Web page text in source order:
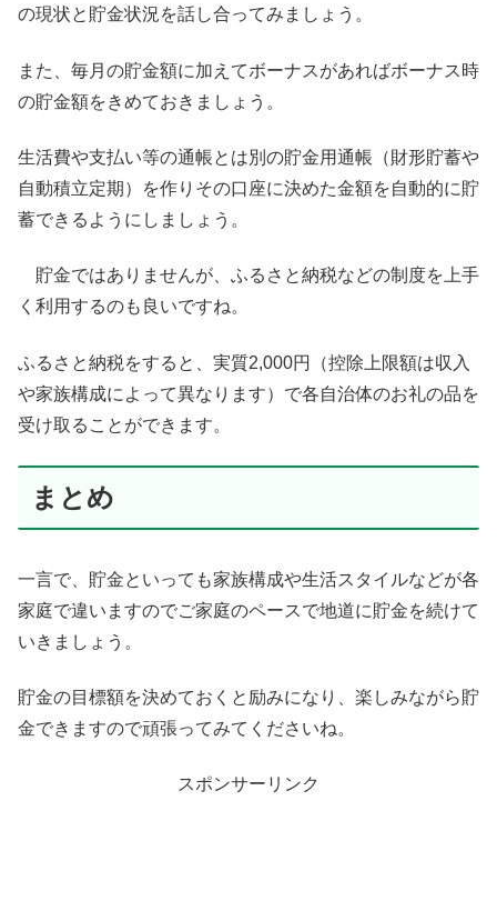
の現状と貯金状況を話し合ってみましょう。
また、毎月の貯金額に加えてボーナスがあればボーナス時
の貯金額をきめておきましょう。
生活費や支払い等の通帳とは別の貯金用通帳（財形貯蓄や
自動積立定期）を作りその口座に決めた金額を自動的に貯
蓄できるようにしましょう。
貯金ではありませんが、ふるさと納税などの制度を上手
く利用するのも良いですね。
ふるさと納税をすると、実質2,000円（控除上限額は収入
や家族構成によって異なります）で各自治体のお礼の品を
受け取ることができます。
まとめ
一言で、貯金といっても家族構成や生活スタイルなどが各
家庭で違いますのでご家庭のペースで地道に貯金を続けて
いきましょう。
貯金の目標額を決めておくと励みになり、楽しみながら貯
金できますので頑張ってみてくださいね。
スポンサーリンク